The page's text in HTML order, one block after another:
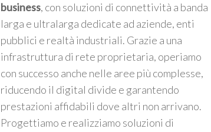
business, con soluzioni di connettività a banda
larga e ultralarga dedicate ad aziende, enti
pubblici e realtà industriali. Grazie a una
infrastruttura di rete proprietaria, operiamo
con successo anche nelle aree più complesse,
riducendo il digital divide e garantendo
prestazioni affidabili dove altri non arrivano.
Progettiamo e realizziamo soluzioni di